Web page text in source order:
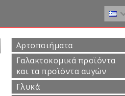
Αρτοποιήματα
Γαλακτοκομικά προϊόντα
και τα προϊόντα αυγών
Γλυκά